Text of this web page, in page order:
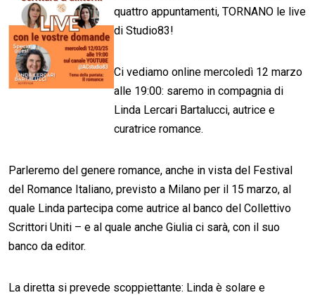
quattro appuntamenti, TORNANO le live
di Studio83!
Ci vediamo online mercoledì 12 marzo
alle 19:00: saremo in compagnia di
Linda Lercari Bartalucci, autrice e
curatrice romance.
Parleremo del genere romance, anche in vista del Festival
del Romance Italiano, previsto a Milano per il 15 marzo, al
quale Linda partecipa come autrice al banco del Collettivo
Scrittori Uniti – e al quale anche Giulia ci sarà, con il suo
banco da editor.
La diretta si prevede scoppiettante: Linda è solare e